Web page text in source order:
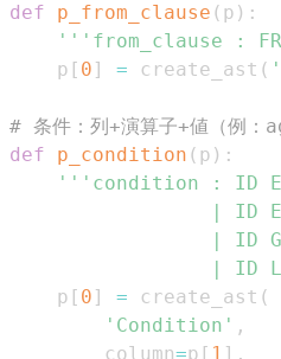
def
p_from_clause ( p ) :
'''from_clause :
    p
[ 0 ] = create_ast (
# 条件：列+演算子+値（例
def
p_condition ( p ) :
| ID
    p
[ 0 ] = create_ast (
'Condition' ,
        column
=p [ 1 ] ,